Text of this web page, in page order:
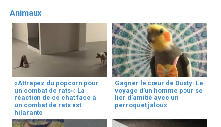
Animaux
«Attrapez du popcorn pour
un combat de rats»: La
réaction de ce chat face à
un combat de rats est
hilarante
Gagner le cœur de Dusty: Le
voyage d’un homme pour se
lier d’amitié avec un
perroquet jaloux